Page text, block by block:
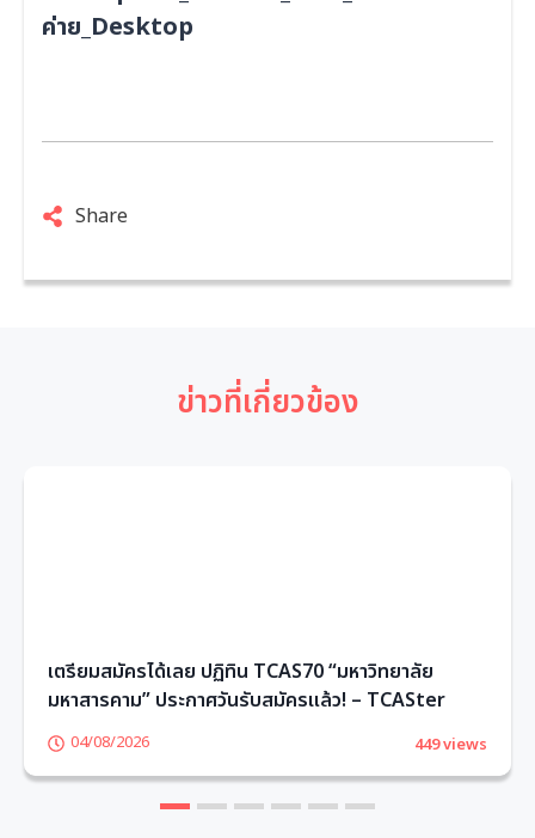
Share
ข่าวที่เกี่ยวข้อง
เตรียมสมัครได้เลย ปฏิทิน TCAS70 “มหาวิทยาลัย
มหาสารคาม” ประกาศวันรับสมัครแล้ว! – TCASter
04/08/2026 449 views
3 4 5 6